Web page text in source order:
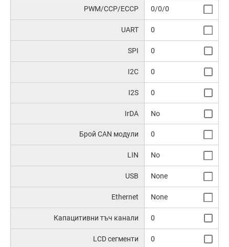
PWM/CCP/ECCP 0/0/0
UART 0
SPI 0
I2C 0
I2S 0
IrDA No
Брой CAN модули 0
LIN No
USB None
Ethernet None
Капацитивни тъч канали 0
LCD сегменти 0